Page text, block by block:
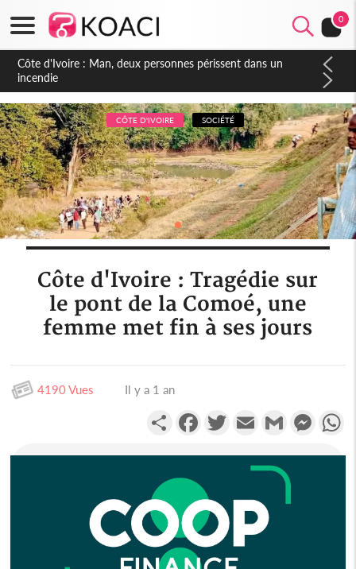
0
Côte d'Ivoire : Man, deux personnes périssent dans un
incendie
CÔTE D'IVOIRE SOCIÉTÉ
Côte d'Ivoire : Tragédie sur
le pont de la Comoé, une
femme met fin à ses jours
4190 Vues Il y a 1 an
PartagerFacebookTwitterEmail Gmail